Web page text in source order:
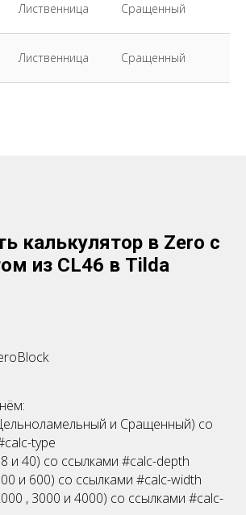
Лиственница Сращенный
Лиственница Сращенный
калькулятор в Zero с
из CL46 в Tilda
и Сращенный) со
type
и 40) со ссылками #calc-depth
и 600) со ссылками #calc-width
, 3000 и 4000) со ссылками #calc-